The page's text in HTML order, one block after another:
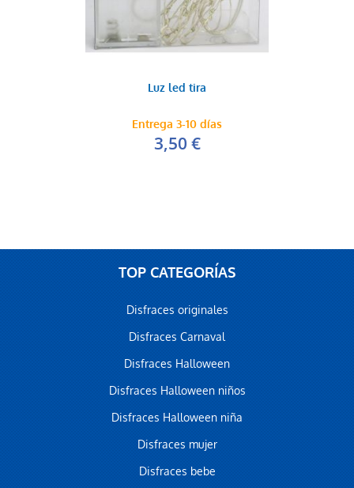
Luz led tira
Entrega 3-10 días
3,50 €
TOP CATEGORÍAS
Disfraces originales
Disfraces Carnaval
Disfraces Halloween
Disfraces Halloween niños
Disfraces Halloween niña
Disfraces mujer
Disfraces bebe